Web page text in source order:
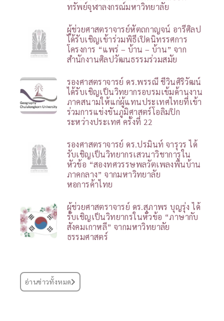
ทรัพย์จุฬาลงกรณ์มหาวิทยาลัย
ผู้ช่วยศาสตราจารย์หัตถกาญจน์ อารีศิลป
ได้รับเชิญเข้าร่วมพิธีเปิดนิทรรศการ
โครงการ “แพร่ – บ้าน – บ้าน” จาก
สำนักงานศิลปวัฒนธรรมร่วมสมัย
รองศาสตราจารย์ ดร.พรรณี ชีวินศิริวัฒน์
ได้รับเชิญเป็นวิทยากรอบรมเข้มด้านงาน
ภาคสนามให้แก่ผู้แทนประเทศไทยที่เข้า
ร่วมการแข่งขันภูมิศาสตร์โอลิมปิก
ระหว่างประเทศ ครั้งที่ 22
รองศาสตราจารย์ ดร.ปรมินท์ จารุวร ได้
รับเชิญเป็นวิทยากรเสวนาวิชาการใน
หัวข้อ “สองทศวรรษพลวัตเพลงพื้นบ้าน
ภาคกลาง” จากมหาวิทยาลัย
หอการค้าไทย
ผู้ช่วยศาสตราจารย์ ดร.สุภาพร บุญรุ่ง ได้
รับเชิญเป็นวิทยากรในหัวข้อ “ภาษากับ
สังคมเกาหลี” จากมหาวิทยาลัย
ธรรมศาสตร์
อ่านข่าวทั้งหมด